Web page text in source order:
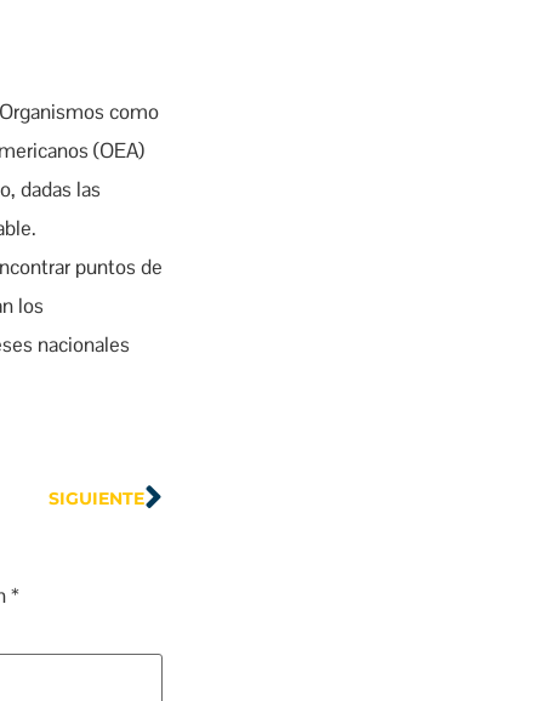
como
(OEA)
dadas las
puntos de
los
nacionales
SIGUIENTE
*